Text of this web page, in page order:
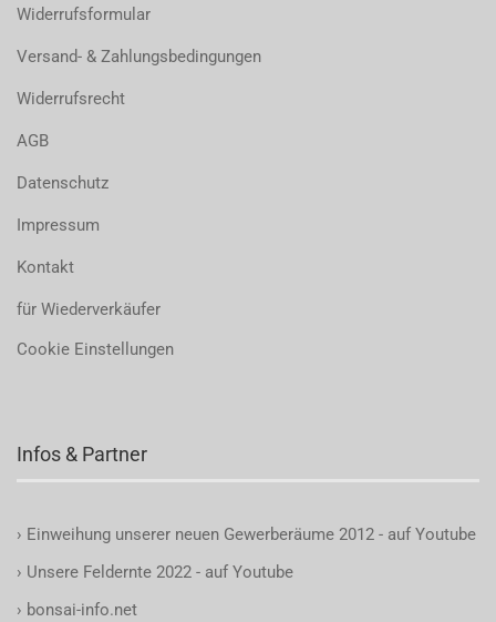
Widerrufsformular
Versand- & Zahlungsbedingungen
Widerrufsrecht
AGB
Datenschutz
Impressum
Kontakt
für Wiederverkäufer
Cookie Einstellungen
Infos & Partner
› Einweihung unserer neuen Gewerberäume 2012 - auf Youtube
› Unsere Feldernte 2022 - auf Youtube
› bonsai-info.net